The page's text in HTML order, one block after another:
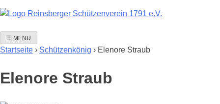
to
☰ MENU
Startseite › Schützenkönig › Elenore Straub
Elenore Straub